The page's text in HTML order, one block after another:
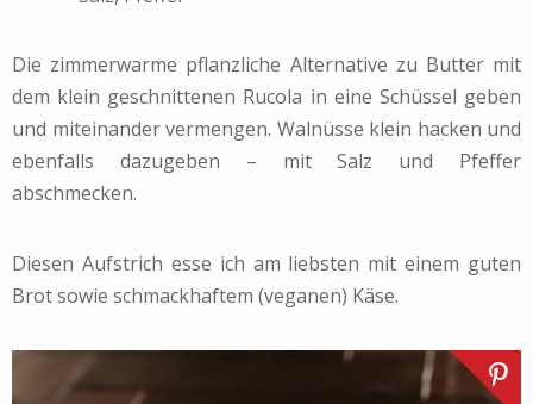
Die zimmerwarme pflanzliche Alternative zu Butter mit
dem klein geschnittenen Rucola in eine Schüssel geben
und miteinander vermengen. Walnüsse klein hacken und
ebenfalls dazugeben – mit Salz und Pfeffer
abschmecken.
Diesen Aufstrich esse ich am liebsten mit einem guten
Brot sowie schmackhaftem (veganen) Käse.